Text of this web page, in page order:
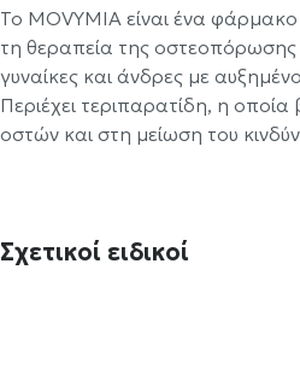
Το MOVYMIA είναι ένα φάρμακο
τη θεραπεία της
γυναίκες και άνδρες με
Περιέχει τεριπαρατίδη, η
οστών και στη μείωση του
Σχετικοί ειδικοί